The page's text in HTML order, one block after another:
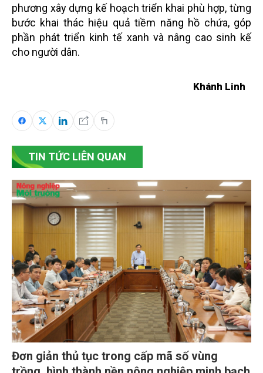
phương xây dựng kế hoạch triển khai phù hợp, từng
bước khai thác hiệu quả tiềm năng hồ chứa, góp
phần phát triển kinh tế xanh và nâng cao sinh kế
cho người dân.
Khánh Linh
TIN TỨC LIÊN QUAN
Đơn giản thủ tục trong cấp mã số vùng